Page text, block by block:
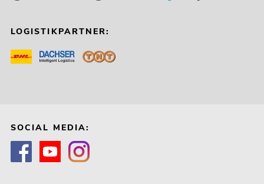
LOGISTIKPARTNER:
SOCIAL MEDIA: